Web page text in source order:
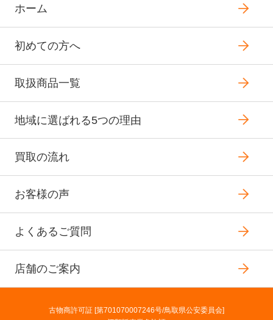
ホーム
初めての方へ
取扱商品一覧
地域に選ばれる5つの理由
買取の流れ
お客様の声
よくあるご質問
店舗のご案内
古物商許可証 [第701070007246号/鳥取県公安委員会]